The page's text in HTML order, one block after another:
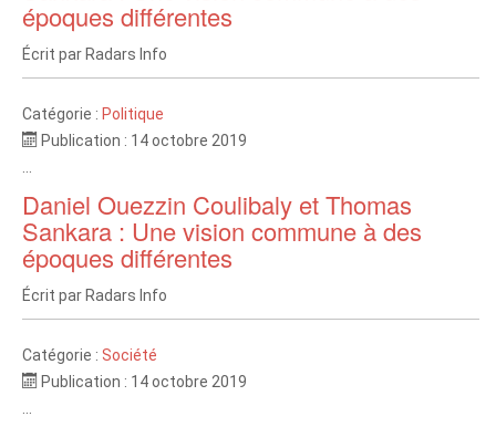
époques différentes
Écrit par Radars Info
Catégorie : Politique
Publication : 14 octobre 2019
Daniel Ouezzin Coulibaly et Thomas
Sankara : Une vision commune à des
époques différentes
Écrit par Radars Info
Catégorie : Société
Publication : 14 octobre 2019